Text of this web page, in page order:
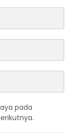
pada